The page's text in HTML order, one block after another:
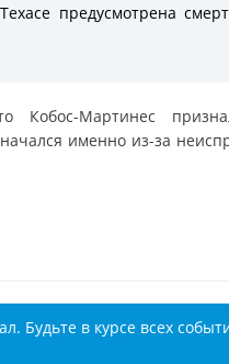
предусмотрена
Кобос-Мартинес
именно из-за
Будьте в курсе всех